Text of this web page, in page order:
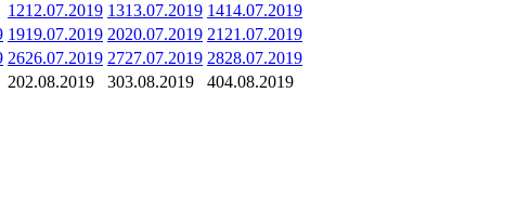
1212.07.2019 1313.07.2019 1414.07.2019
1919.07.2019 2020.07.2019 21 21.07.2019
2626.07.2019 2727.07.2019 2828.07.2019
202.08.2019 303.08.2019 404.08.2019